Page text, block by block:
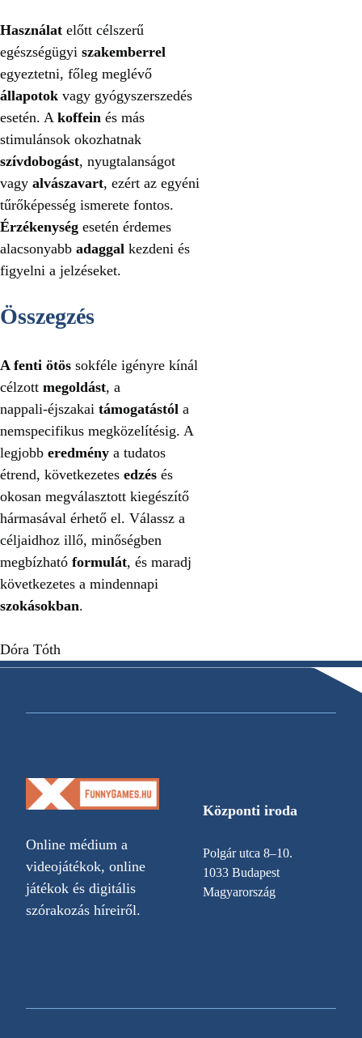
Használat előtt célszerű
egészségügyi szakemberrel
egyeztetni, főleg meglévő
állapotok vagy gyógyszerszedés
esetén. A koffein és más
stimulánsok okozhatnak
szívdobogást, nyugtalanságot
vagy alvászavart, ezért az egyéni
tűrőképesség ismerete fontos.
Érzékenység esetén érdemes
alacsonyabb adaggal kezdeni és
figyelni a jelzéseket.
Összegzés
A fenti ötös sokféle igényre kínál
célzott megoldást, a
nappali‑éjszakai támogatástól a
nemspecifikus megközelítésig. A
legjobb eredmény a tudatos
étrend, következetes edzés és
okosan megválasztott kiegészítő
hármasával érhető el. Válassz a
céljaidhoz illő, minőségben
megbízható formulát, és maradj
következetes a mindennapi
szokásokban.
Dóra Tóth
Online médium a
videojátékok, online
játékok és digitális
szórakozás híreiről.
Központi iroda
Polgár utca 8–10.
1033 Budapest
Magyarország